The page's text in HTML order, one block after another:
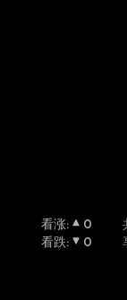
看涨:
0
看跌: 0